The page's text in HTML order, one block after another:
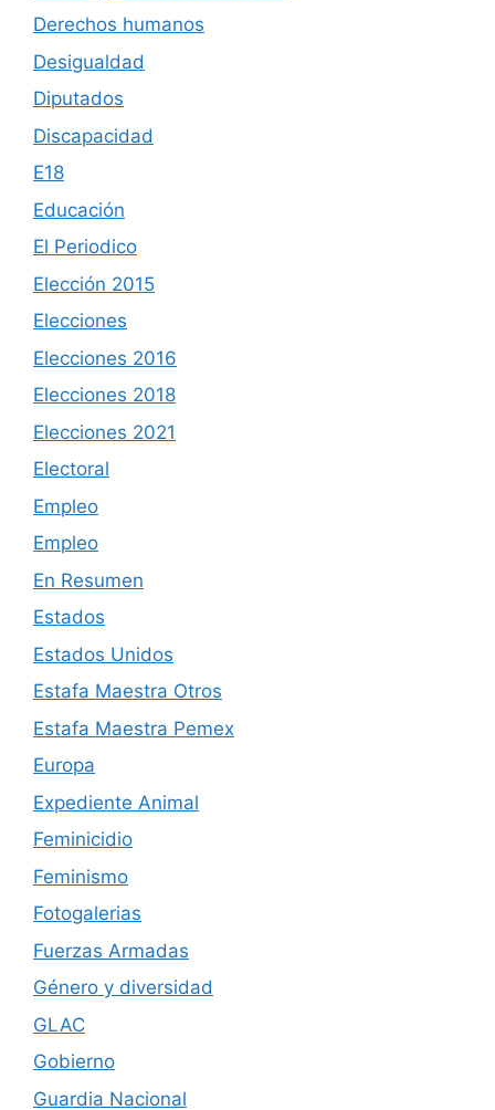
Derechos humanos
Desigualdad
Diputados
Discapacidad
E18
Educación
El Periodico
Elección 2015
Elecciones
Elecciones 2016
Elecciones 2018
Elecciones 2021
Electoral
Empleo
Empleo
En Resumen
Estados
Estados Unidos
Estafa Maestra Otros
Estafa Maestra Pemex
Europa
Expediente Animal
Feminicidio
Feminismo
Fotogalerias
Fuerzas Armadas
Género y diversidad
GLAC
Gobierno
Guardia Nacional